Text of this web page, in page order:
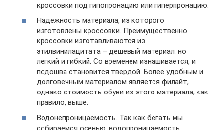
кроссовки под гипопронацию или гиперпронацию.
Надежность материала, из которого
изготовлены кроссовки. Преимущественно
кроссовки изготавливаются из
этилвинилацитата – дешевый материал, но
легкий и гибкий. Со временем изнашивается, и
подошва становится твердой. Более удобным и
долговечным материалом является филайт,
однако стоимость обуви из этого материала, как
правило, выше.
Водонепроницаемость. Так как бегать мы
собираемся осенью, водопроницаемость